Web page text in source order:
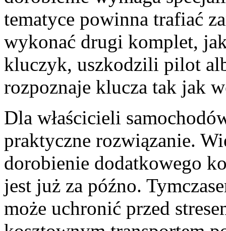
tematyce powinna trafiać
wykonać drugi komplet,
kluczyk, uszkodzili pilot
rozpoznaje klucza tak jak
Dla właścicieli
praktyczne rozwiązanie.
dorobienie dodatkowego
jest już za późno.
może uchronić przed